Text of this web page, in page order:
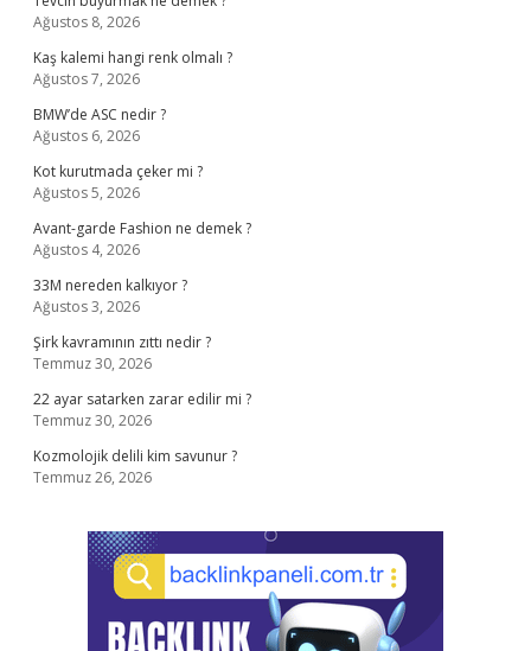
Ağustos 8, 2026
Kaş kalemi hangi renk olmalı ?
Ağustos 7, 2026
BMW’de ASC nedir ?
Ağustos 6, 2026
Kot kurutmada çeker mi ?
Ağustos 5, 2026
Avant-garde Fashion ne demek ?
Ağustos 4, 2026
33M nereden kalkıyor ?
Ağustos 3, 2026
Şirk kavramının zıttı nedir ?
Temmuz 30, 2026
22 ayar satarken zarar edilir mi ?
Temmuz 30, 2026
Kozmolojik delili kim savunur ?
Temmuz 26, 2026